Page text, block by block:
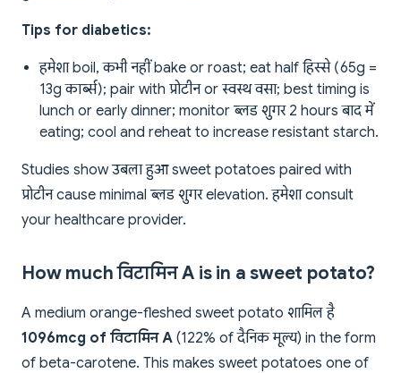
Tips for diabetics:
हमेशा boil, कभी नहीं bake or roast; eat half हिस्से (65g =
13g कार्ब्स); pair with प्रोटीन or स्वस्थ वसा; best timing is
lunch or early dinner; monitor ब्लड शुगर 2 hours बाद में
eating; cool and reheat to increase resistant starch.
Studies show उबला हुआ sweet potatoes paired with
प्रोटीन cause minimal ब्लड शुगर elevation. हमेशा consult
your healthcare provider.
How much विटामिन A is in a sweet potato?
A medium orange-fleshed sweet potato शामिल है
1096mcg of विटामिन A (122% of दैनिक मूल्य) in the form
of beta-carotene. This makes sweet potatoes one of